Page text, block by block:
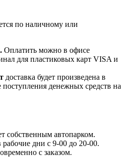
по наличному или
Оплатить можно в офисе
для пластиковых карт VISA и
доставка будет произведена в
поступления денежных средств на
собственным автопарком.
рабочие дни с 9-00 до 20-00.
с заказом.